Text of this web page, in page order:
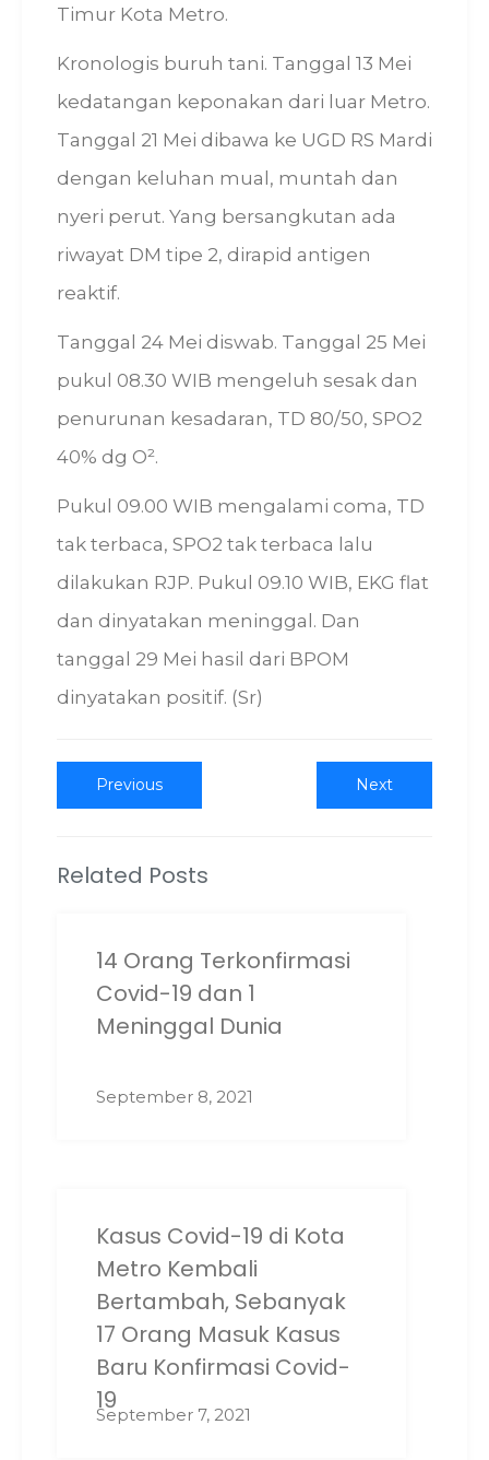
Timur Kota Metro.
Kronologis buruh tani. Tanggal 13 Mei
kedatangan keponakan dari luar Metro.
Tanggal 21 Mei dibawa ke UGD RS Mardi
dengan keluhan mual, muntah dan
nyeri perut. Yang bersangkutan ada
riwayat DM tipe 2, dirapid antigen
reaktif.
Tanggal 24 Mei diswab. Tanggal 25 Mei
pukul 08.30 WIB mengeluh sesak dan
penurunan kesadaran, TD 80/50, SPO2
40% dg O².
Pukul 09.00 WIB mengalami coma, TD
tak terbaca, SPO2 tak terbaca lalu
dilakukan RJP. Pukul 09.10 WIB, EKG flat
dan dinyatakan meninggal. Dan
tanggal 29 Mei hasil dari BPOM
dinyatakan positif. (Sr)
PostPreviousPrevious
post:
NextNext
post:
Related Posts
14 Orang Terkonfirmasi
Covid-19 dan 1
Meninggal Dunia
September 8, 2021
Kasus Covid-19 di Kota
Metro Kembali
Bertambah, Sebanyak
17 Orang Masuk Kasus
Baru Konfirmasi Covid-
19
September 7, 2021